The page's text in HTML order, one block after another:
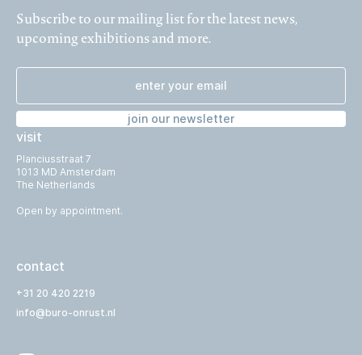
visit
Planciusstraat 7
1013 MD Amsterdam
The Netherlands
Open by appointment.
contact
+31 20 420 2219
info@buro-onrust.nl
Subscribe to our mailing list for the latest news,
upcoming exhibitions and more.
join our newsletter